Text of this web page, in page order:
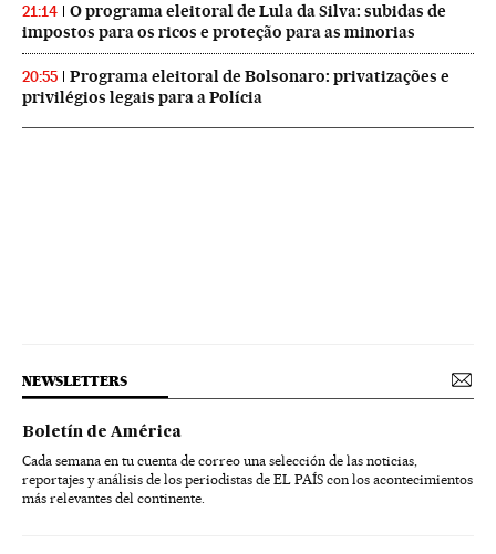
21:14
O programa eleitoral de Lula da Silva: subidas de
impostos para os ricos e proteção para as minorias
20:55
Programa eleitoral de Bolsonaro: privatizações e
privilégios legais para a Polícia
NEWSLETTERS
Boletín de América
Cada semana en tu cuenta de correo una selección de las noticias,
reportajes y análisis de los periodistas de EL PAÍS con los acontecimientos
más relevantes del continente.